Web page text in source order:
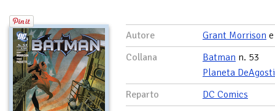
Autore Grant Morrison
Collana
Batman n. 53
Planeta
Reparto
DC Comics